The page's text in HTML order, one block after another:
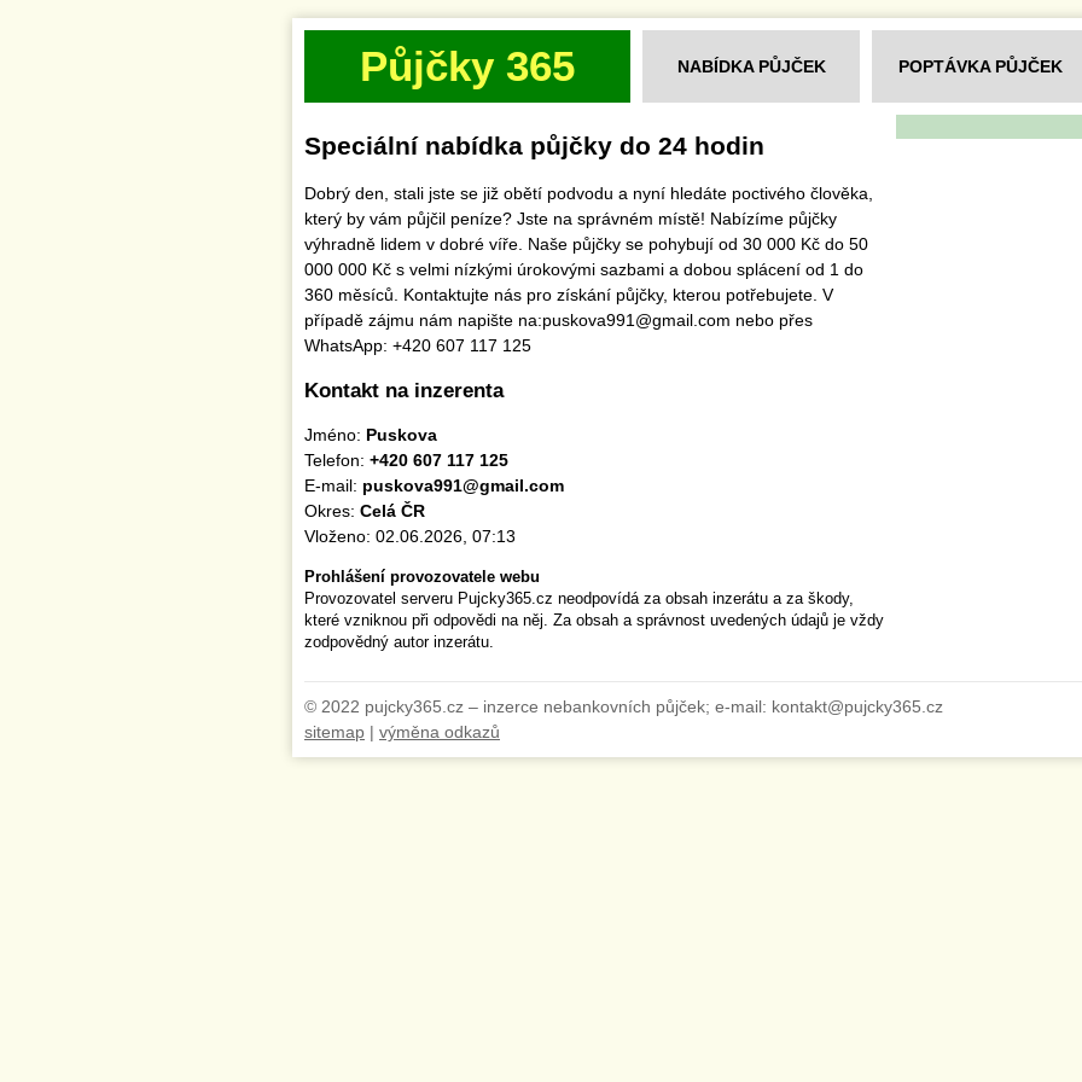
Půjčky 365 NABÍDKA PŮJČEK POPTÁVKA PŮJČEK
Speciální nabídka půjčky do 24 hodin
Dobrý den, stali jste se již obětí podvodu a nyní hledáte poctivého člověka,
který by vám půjčil peníze? Jste na správném místě! Nabízíme půjčky
výhradně lidem v dobré víře. Naše půjčky se pohybují od 30 000 Kč do 50
000 000 Kč s velmi nízkými úrokovými sazbami a dobou splácení od 1 do
360 měsíců. Kontaktujte nás pro získání půjčky, kterou potřebujete. V
případě zájmu nám napište na:puskova991@gmail.com nebo přes
WhatsApp: +420 607 117 125
Kontakt na inzerenta
Jméno: Puskova
Telefon: +420 607 117 125
E-mail: puskova991@gmail.com
Okres: Celá ČR
Vloženo: 02.06.2026, 07:13
Prohlášení provozovatele webu
Provozovatel serveru Pujcky365.cz neodpovídá za obsah inzerátu a za škody,
které vzniknou při odpovědi na něj. Za obsah a správnost uvedených údajů je vždy
zodpovědný autor inzerátu.
© 2022 pujcky365.cz – inzerce nebankovních půjček; e-mail: kontakt@pujcky365.cz
sitemap | výměna odkazů